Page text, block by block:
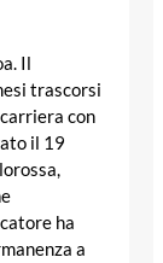
Il
trascorsi
con
il 19
ha
a